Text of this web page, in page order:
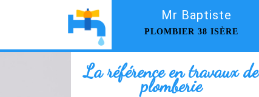
Mr Baptiste
PLOMBIER 38 ISÈRE
La référence en travaux de
plomberie